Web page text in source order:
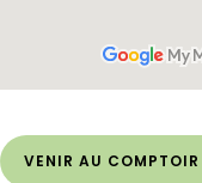
VENIR AU COMPTOIR